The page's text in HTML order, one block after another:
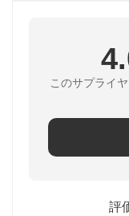
このサプライ
評